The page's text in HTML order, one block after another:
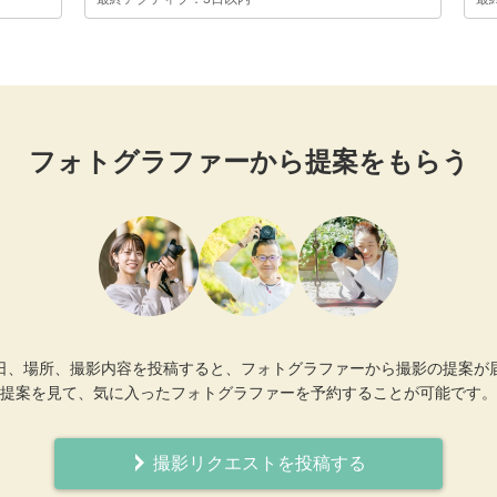
フォトグラファーから提案をもらう
、場所、撮影内容を投稿すると、フォトグラファーから撮影の提案が
提案を見て、気に入ったフォトグラファーを予約することが可能です。
撮影リクエストを投稿する